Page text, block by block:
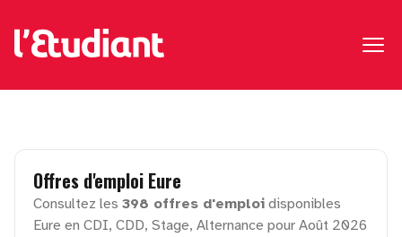
Offres d'emploi Eure
Consultez les 398 offres d'emploi disponibles
Eure en CDI, CDD, Stage, Alternance pour Août 2026